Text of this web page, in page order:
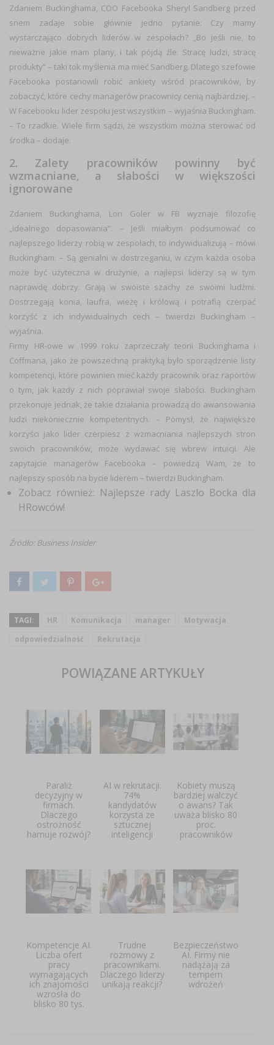
Zdaniem Buckinghama, COO Facebooka Sheryl Sandberg przed
snem zadaje sobie głównie jedno pytanie: Czy mamy
wystarczająco dobrych liderów w zespołach? „Bo jeśli nie, to
nieważne jakie mam plany, i tak pójdą źle. Stracę ludzi, stracę
produkty” – taki tok myślenia ma mieć Sandberg. Dlatego szefowie
Facebooka postanowili robić ankiety wśród pracowników, by
zobaczyć, które cechy managerów pracownicy cenią najbardziej. –
W Facebooku lider zespołu jest wszystkim – wyjaśnia Buckingham.
– To rzadkie. Wiele firm sądzi, że wszystkim można sterować od
środka – dodaje.
2. Zalety pracowników powinny być
wzmacniane, a słabości w większości
ignorowane
Zdaniem Buckinghama, Lori Goler w FB wyznaje filozofię
„idealnego dopasowania”. – Jeśli miałbym podsumować co
najlepszego liderzy robią w zespołach, to indywidualizują – mówi
Buckingham. – Są genialni w dostrzeganiu, w czym każda osoba
może być użyteczna w drużynie, a najlepsi liderzy są w tym
naprawdę dobrzy. Grają w swoiste szachy ze swoimi ludźmi.
Dostrzegają konia, laufra, wieżę i królową i potrafią czerpać
korzyść z ich indywidualnych cech – twierdzi Buckingham –
wyjaśnia.
Firmy HR-owe w 1999 roku zaprzeczały teorii Buckinghama i
Coffmana, jako że powszechną praktyką było sporządzenie listy
kompetencji, które powinien mieć każdy pracownik oraz raportów
o tym, jak każdy z nich poprawiał swoje słabości. Buckingham
przekonuje jednak, że takie działania prowadzą do awansowania
ludzi niekoniecznie kompetentnych. – Pomysł, że największe
korzyści jako lider czerpiesz z wzmacniania najlepszych stron
swoich pracowników, może wydawać się wbrew intuicji. Ale
zapytajcie managerów Facebooka – powiedzą Wam, że to
najlepszy sposób na bycie liderem – twierdzi Buckingham.
Zobacz również: Najlepsze rady Laszlo Bocka dla
HRowców!
Źródło: Business Insider
TAGI: HR Komunikacja manager
Motywacja
odpowiedzialność
Rekrutacja
POWIĄZANE ARTYKUŁY
Paraliż
decyzyjny w
firmach.
Dlaczego
ostrożność
hamuje rozwój?
AI w rekrutacji.
74%
kandydatów
korzysta ze
sztucznej
inteligencji
Kobiety muszą
bardziej walczyć
o awans? Tak
uważa blisko 80
proc.
pracowników
Kompetencje AI.
Liczba ofert
pracy
wymagających
ich znajomości
wzrosła do
blisko 80 tys.
Trudne
rozmowy z
pracownikami.
Dlaczego liderzy
unikają reakcji?
Bezpieczeństwo
AI. Firmy nie
nadążają za
tempem
wdrożeń